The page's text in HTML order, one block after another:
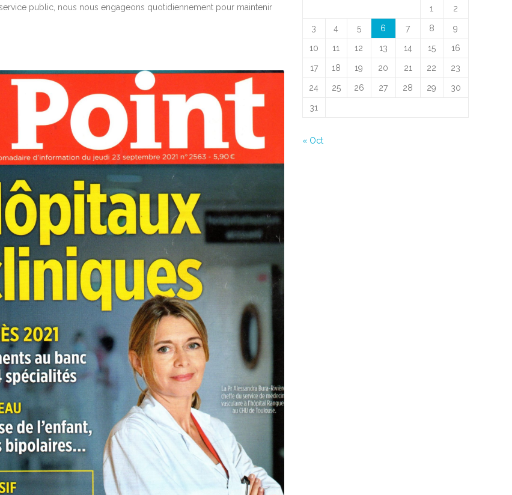
public, nous nous engageons quotidiennement pour maintenir
1 2
3 4 5 6 7 8 9
10 11 12 13 14 15 16
17 18 19 20 21 22 23
24 25 26 27 28 29 30
31
« Oct